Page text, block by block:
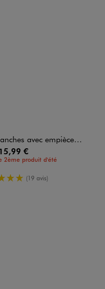
empiècements en dentelle femme
15,99 €
2ème produit d'été
5/5 de moyenne
(19 avis)